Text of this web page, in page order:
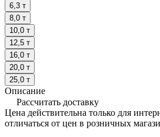
6,3 т
8,0 т
10,0 т
12,5 т
16,0 т
20,0 т
25,0 т
Описание
Рассчитать доставку
Цена действительна только для
отличаться от цен в розничных